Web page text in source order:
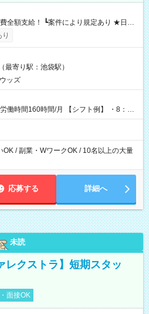
┗働いたその日に現金GET♪ お仕事後はコ
き落とせます！ 【試用期間】試
最寄り駅：池袋駅）
ッズ
間/月 【シフト例】 ・8：00
OK / 副業・WワークOK / 10名以上の大量
応募する 詳細へ
未読
レクストラ】短期スタッ
面接OK